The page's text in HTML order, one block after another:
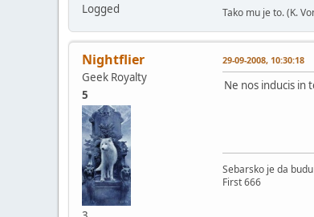
Logged
Tako mu je to. (K.
Nightflier
Geek Royalty
5
29-09-2008, 10:30:18
Ne nos inducis in
Sebarsko je da
First 666